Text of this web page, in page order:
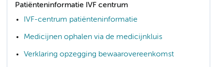
Patiënteninformatie IVF centrum
IVF-centrum patiënteninformatie
Medicijnen ophalen via de medicijnkluis
Verklaring opzegging bewaarovereenkomst